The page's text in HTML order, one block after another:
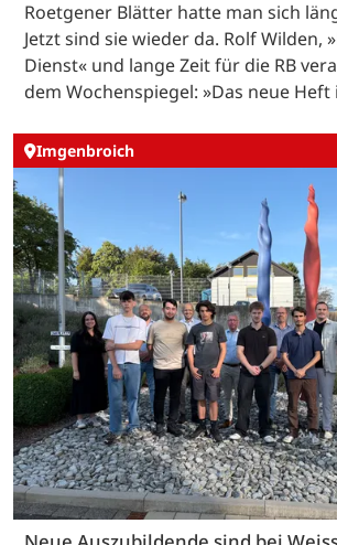
Roetgener Blätter hatte man sich
Jetzt sind sie wieder da. Rolf Wilden,
Dienst« und lange Zeit für die RB
dem Wochenspiegel: »Das neue
Imgenbroich